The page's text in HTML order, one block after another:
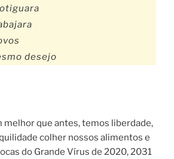
desejo
melhor que antes, temos liberdade,
colher nossos alimentos e
do Grande Vírus de 2020, 2031